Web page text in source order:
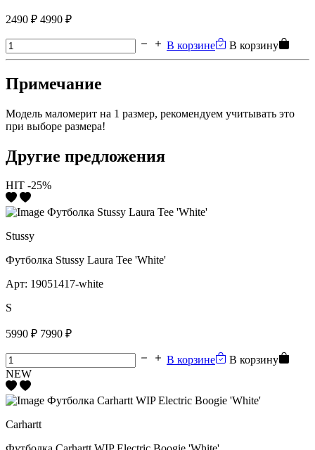
2490 ₽ 4990 ₽
В корзине В корзину
Примечание
Модель маломерит на 1 размер, рекомендуем учитывать это
при выборе размера!
Другие предложения
HIT -25%
Stussy
Футболка Stussy Laura Tee 'White'
Арт: 19051417-white
S
5990 ₽ 7990 ₽
В корзине
В корзину
NEW
Carhartt